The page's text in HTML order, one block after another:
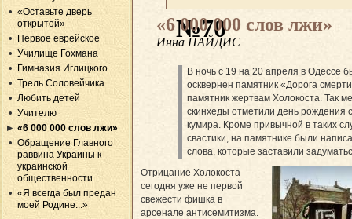
«Оставьте дверь
открытой»
Первое еврейское
Училище Гохмана
Гимназия Иглицкого
Трель Соловейчика
Любить детей
Учителю
«6 000 000 слов лжи»
Обращение Главного
раввина Украины к
украинской
общественности
«Я всегда был предан
моей Родине...»
№70
«6 000 000 слов лжи»
Инна НАЙДИС
В ночь с 19 на 20 апреля в Одессе
осквернен памятник «Дорога
памятник жертвам Холокоста. Так
скинхеды отметили день рождения
кумира. Кроме привычной в таких
свастики, на памятнике были
слова, которые заставили
Отрицание Холокоста —
сегодня уже не первой
свежести фишка в
арсенале антисемитизма.